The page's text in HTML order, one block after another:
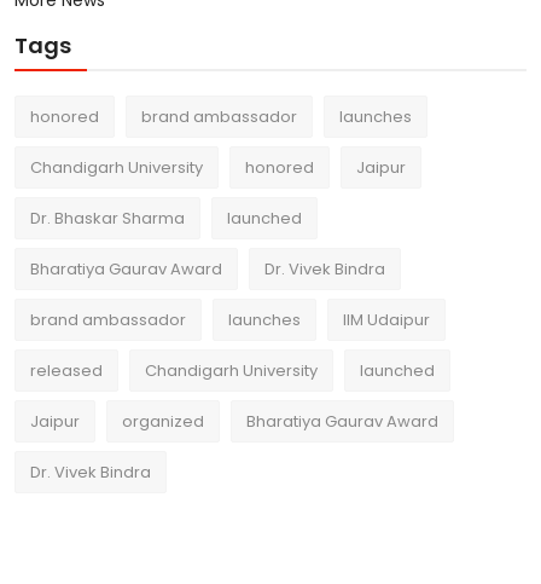
Tags
honored brand ambassador launches
Chandigarh University honored Jaipur
Dr. Bhaskar Sharma launched
Bharatiya Gaurav Award Dr. Vivek Bindra
brand ambassador launches IIM Udaipur
released Chandigarh University launched
Jaipur organized Bharatiya Gaurav Award
Dr. Vivek Bindra